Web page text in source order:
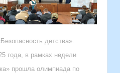
детства».
года, в рамках недели
прошла олимпиада по